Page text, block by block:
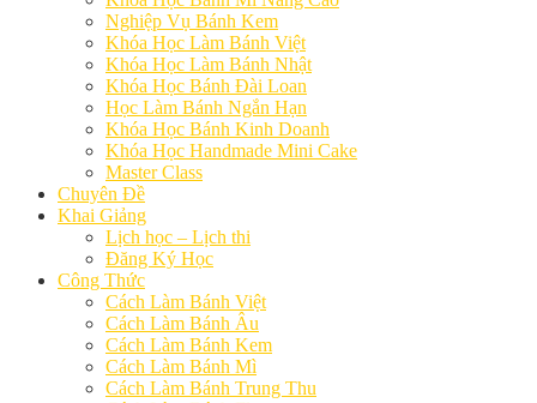
Nghiệp Vụ Bánh Kem
Khóa Học Làm Bánh Việt
Khóa Học Làm Bánh Nhật
Khóa Học Bánh Đài Loan
Học Làm Bánh Ngắn Hạn
Khóa Học Bánh Kinh Doanh
Khóa Học Handmade Mini Cake
Master Class
Chuyên Đề
Khai Giảng
Lịch học – Lịch thi
Đăng Ký Học
Công Thức
Cách Làm Bánh Việt
Cách Làm Bánh Âu
Cách Làm Bánh Kem
Cách Làm Bánh Mì
Cách Làm Bánh Trung Thu